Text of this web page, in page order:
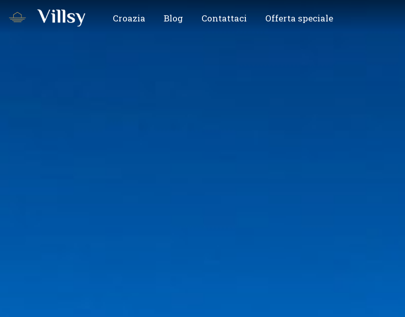
Croazia Blog Contattaci Offerta speciale